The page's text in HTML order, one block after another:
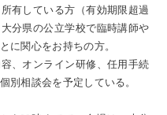
有している方（有効期限超過
分県の公立学校で臨時講師や
に関心をお持ちの方。
、オンライン研修、任用手続
別相談会を予定している。